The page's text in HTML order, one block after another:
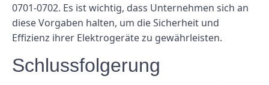
0701-0702. Es ist wichtig, dass Unternehmen sich an
diese Vorgaben halten, um die Sicherheit und
Effizienz ihrer Elektrogeräte zu gewährleisten.
Schlussfolgerung